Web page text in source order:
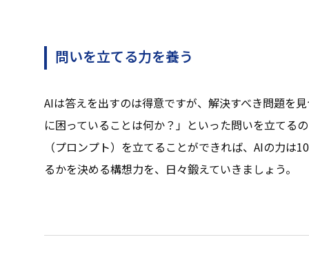
問いを立てる力を養う
AIは答えを出すのは得意ですが、解決すべき問題を
に困っていることは何か？」といった問いを立てる
（プロンプト）を立てることができれば、AIの力は
るかを決める構想力を、日々鍛えていきましょう。